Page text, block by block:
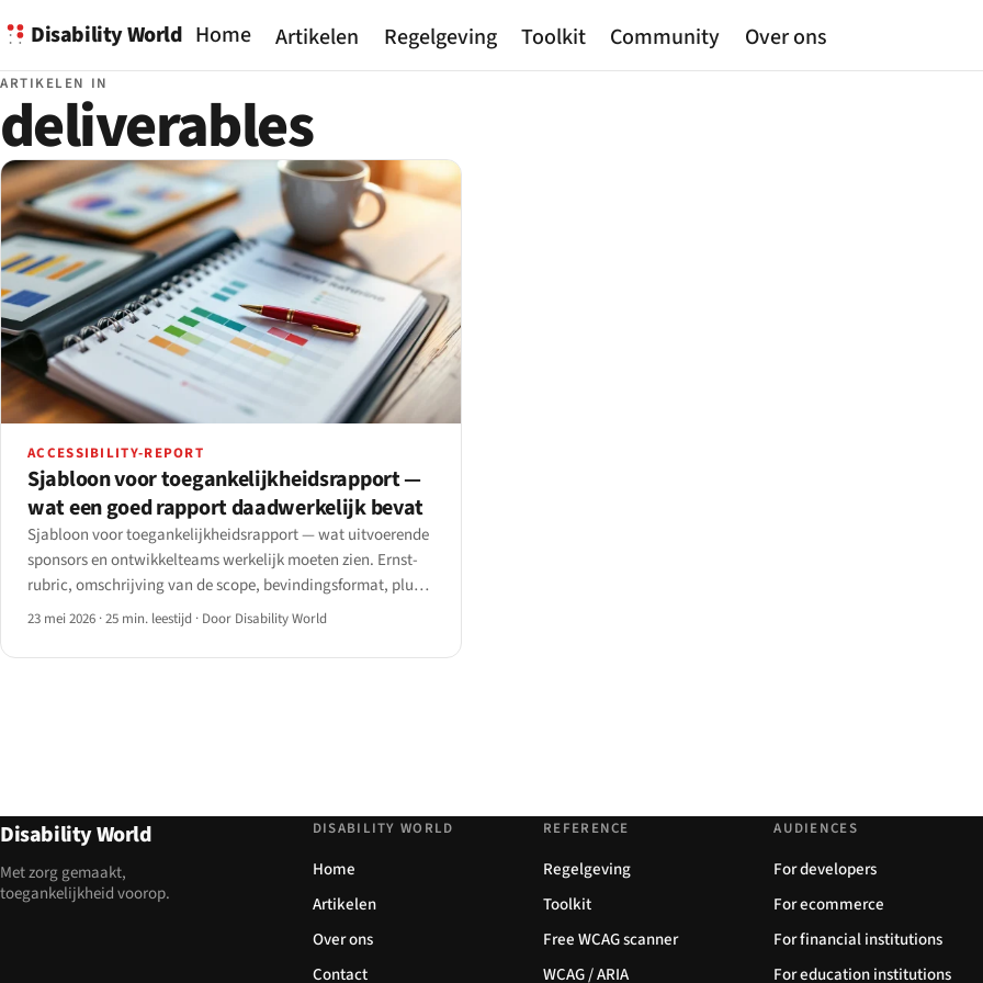
Disability World Home Artikelen Regelgeving Toolkit Community Over ons
ARTIKELEN IN
deliverables
ACCESSIBILITY-REPORT
Sjabloon voor toegankelijkheidsrapport —
wat een goed rapport daadwerkelijk bevat
Sjabloon voor toegankelijkheidsrapport — wat uitvoerende
sponsors en ontwikkelteams werkelijk moeten zien. Ernst-
rubric, omschrijving van de scope, bevindingsformat, plus
een downloadbare sjabloonstructuur voor 2026.
23 mei 2026 ·25 min. leestijd · Door Disability World
Disability World
Met zorg gemaakt,
toegankelijkheid voorop.
DISABILITY WORLD
Home
Artikelen
Over ons
Contact
REFERENCE
Regelgeving
Toolkit
Free WCAG scanner
WCAG / ARIA
AUDIENCES
For developers
For ecommerce
For financial institutions
For education institutions